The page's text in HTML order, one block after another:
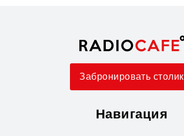
Забронировать столик
Навигация